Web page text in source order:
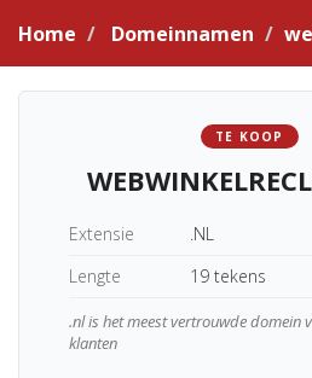
Home Domeinnamen
TE KOOP
Extensie
.NL
Lengte
19 tekens
.nl is het meest vertrouwde domein
klanten